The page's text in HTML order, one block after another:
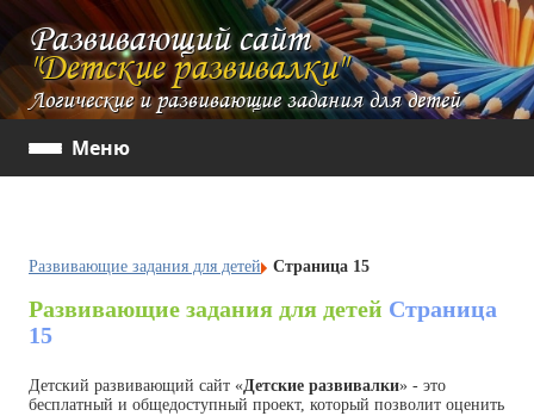
Развивающий сайт
"Детские развивалки"
Логические и развивающие задания для детей
Меню
Развивающие задания для детей Страница 15
Развивающие задания для детей Страница
15
Детский развивающий сайт «Детские развивалки» - это
бесплатный и общедоступный проект, который позволит оценить